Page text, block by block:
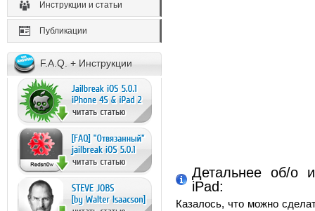
Инструкции и статьи
Публикации
F.A.Q. + Инструкции
Детальнее об/о
iPad:
Казалось, что можно